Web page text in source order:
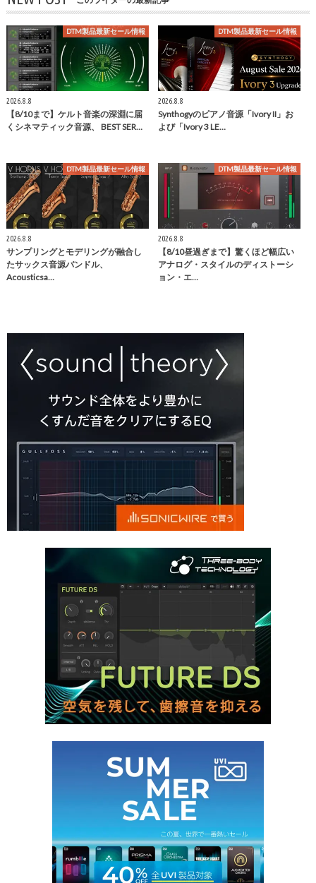
DTM製品最新セール情報
2026.8.8
【8/10まで】ケルト音楽の深淵に届
くシネマティック音源、 BEST SER…
DTM製品最新セール情報
2026.8.8
Synthogyのピアノ音源「Ivory II」お
よび「Ivory 3 LE…
DTM製品最新セール情報
2026.8.8
サンプリングとモデリングが融合し
たサックス音源バンドル、
Acousticsa…
DTM製品最新セール情報
2026.8.8
【8/10昼過ぎまで】驚くほど幅広い
アナログ・スタイルのディストーシ
ョン・エ…